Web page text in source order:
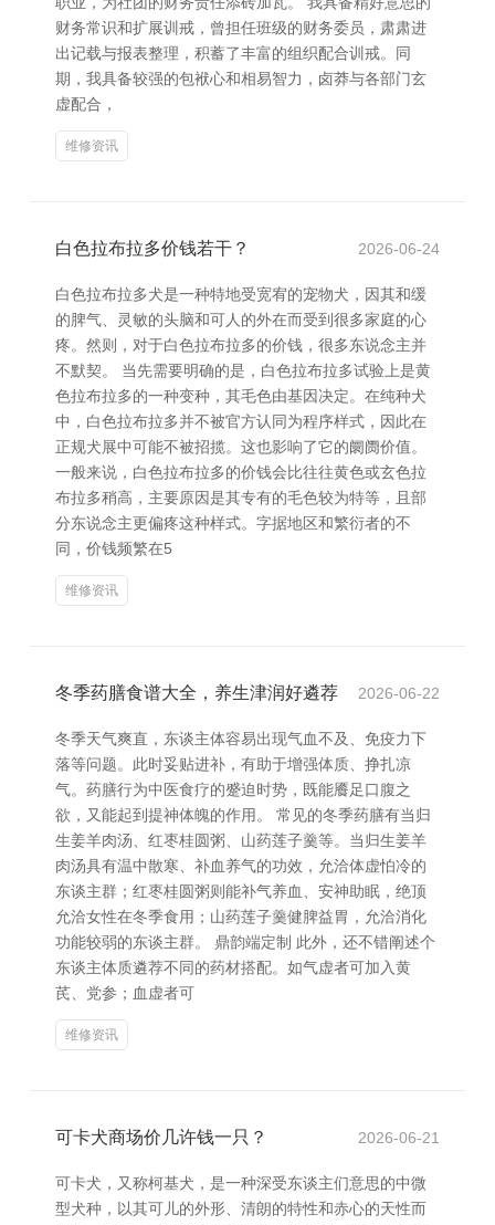
财务常识和扩展训戒，曾担任班级的财务委员，肃肃进
出记载与报表整理，积蓄了丰富的组织配合训戒。同
期，我具备较强的包袱心和相易智力，卤莽与各部门玄
虚配合，
维修资讯
白色拉布拉多价钱若干？ 2026-06-24
白色拉布拉多犬是一种特地受宽宥的宠物犬，因其和缓
的脾气、灵敏的头脑和可人的外在而受到很多家庭的心
疼。然则，对于白色拉布拉多的价钱，很多东说念主并
不默契。 当先需要明确的是，白色拉布拉多试验上是黄
色拉布拉多的一种变种，其毛色由基因决定。在纯种犬
中，白色拉布拉多并不被官方认同为程序样式，因此在
正规犬展中可能不被招揽。这也影响了它的阛阓价值。
一般来说，白色拉布拉多的价钱会比往往黄色或玄色拉
布拉多稍高，主要原因是其专有的毛色较为特等，且部
分东说念主更偏疼这种样式。字据地区和繁衍者的不
同，价钱频繁在5
维修资讯
冬季药膳食谱大全，养生津润好遴荐 2026-06-22
冬季天气爽直，东谈主体容易出现气血不及、免疫力下
落等问题。此时妥贴进补，有助于增强体质、挣扎凉
气。药膳行为中医食疗的蹙迫时势，既能餍足口腹之
欲，又能起到提神体魄的作用。 常见的冬季药膳有当归
生姜羊肉汤、红枣桂圆粥、山药莲子羹等。当归生姜羊
肉汤具有温中散寒、补血养气的功效，允洽体虚怕冷的
东谈主群；红枣桂圆粥则能补气养血、安神助眠，绝顶
允洽女性在冬季食用；山药莲子羹健脾益胃，允洽消化
功能较弱的东谈主群。 鼎韵端定制 此外，还不错阐述个
东谈主体质遴荐不同的药材搭配。如气虚者可加入黄
芪、党参；血虚者可
维修资讯
可卡犬商场价几许钱一只？ 2026-06-21
可卡犬，又称柯基犬，是一种深受东谈主们意思的中微
型犬种，以其可儿的外形、清朗的特性和赤心的天性而